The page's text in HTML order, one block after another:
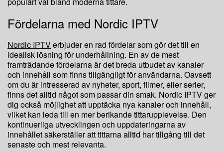
Fördelarna med Nordic IPTV
Nordic IPTVerbjuder en rad fördelar som gör det till en
idealisk lösning för underhållning. En av de mest
framträdande fördelarna är det breda utbudet av kanaler
och innehåll som finns tillgängligt för användarna. Oavsett
om du är intresserad av nyheter, sport, filmer, eller serier,
finns det alltid något som passar din smak. Nordic IPTV ger
dig också möjlighet att upptäcka nya kanaler och innehåll,
vilket kan leda till en mer berikande tittarupplevelse. Den
kontinuerliga utvecklingen och uppdateringarna av
innehållet säkerställer att tittarna alltid har tillgång till det
senaste och mest relevanta.